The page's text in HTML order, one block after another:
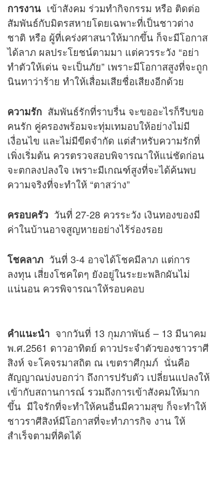
การงาน เข้าสังคม ร่วมทำกิจกรรม หรือ ติดต่อ
สัมพันธ์กับมิตรสหายโดยเฉพาะที่เป็นชาวต่าง
ชาติ หรือ ผู้ที่เคร่งศาสนาให้มากขึ้น ก็จะมีโอกาส
ได้ลาภ ผลประโยชน์ตามมา แต่ควรระวัง “อย่า
ทำตัวให้เด่น จะเป็นภัย” เพราะมีโอกาสสูงที่จะถูก
นินทาว่าร้าย ทำให้เสื่อมเสียชื่อเสียงอีกด้วย
ความรัก สัมพันธ์รักที่ราบรื่น จะขออะไรก็รีบขอ
คนรัก คู่ครองพร้อมจะทุ่มเทมอบให้อย่างไม่มี
เงื่อนไข และไม่มีขีดจำกัด แต่สำหรับความรักที่
เพิ่งเริ่มต้น ควรตรวจสอบพิจารณาให้แน่ชัดก่อน
จะตกลงปลงใจ เพราะมีเกณฑ์สูงที่จะได้ค้นพบ
ความจริงที่จะทำให้ “ตาสว่าง”
ครอบครัว วันที่ 27-28 ควรระวัง เงินทองของมี
ค่าในบ้านอาจสูญหายอย่างไร้ร่องรอย
โชคลาภ วันที่ 3-4 อาจได้โชคมีลาภ แต่การ
ลงทุน เสี่ยงโชคใดๆ ยังอยู่ในระยะพลิกผันไม่
แน่นอน ควรพิจารณาให้รอบคอบ
คำแนะนำ จากวันที่ 13 กุมภาพันธ์ – 13 มีนาคม
พ.ศ.2561 ดาวอาทิตย์ ดาวประจำตัวของชาวราศี
สิงห์ จะโคจรมาสถิต ณ เขตราศีกุมภ์ นั่นคือ
สัญญาณบ่งบอกว่า ถึงการปรับตัว เปลี่ยนแปลงให้
เข้ากับสถานการณ์ รวมถึงการเข้าสังคมให้มาก
ขึ้น มีใจรักที่จะทำให้คนอื่นมีความสุข ก็จะทำให้
ชาวราศีสิงห์มีโอกาสที่จะทำภารกิจ งาน ให้
สำเร็จตามที่คิดได้